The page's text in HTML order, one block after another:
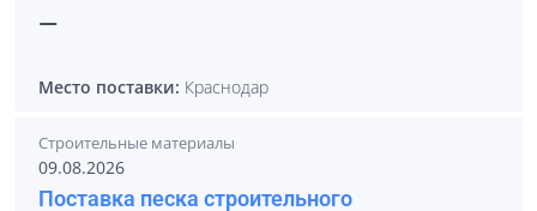
—
Место поставки: Краснодар
Строительные материалы
09.08.2026
Поставка песка строительного